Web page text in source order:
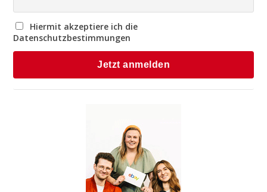
Hiermit akzeptiere ich die
Datenschutzbestimmungen